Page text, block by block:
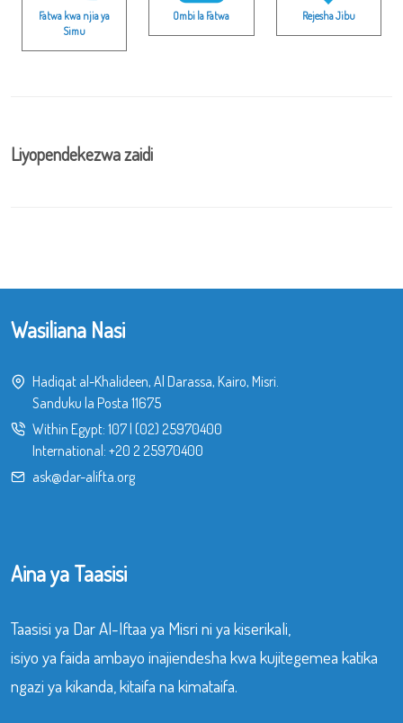
Fatwa kwa njia ya
Simu
Ombi la Fatwa Rejesha Jibu
Liyopendekezwa zaidi
Wasiliana Nasi
Hadiqat al-Khalideen, Al Darassa, Kairo, Misri.
Sanduku la Posta 11675
Within Egypt: 107| (02) 25970400
International: +20 2 25970400
ask@dar-alifta.org
Aina ya Taasisi
Taasisi ya Dar Al-Iftaa ya Misri ni ya kiserikali,
isiyo ya faida ambayo inajiendesha kwa kujitegemea katika
ngazi ya kikanda, kitaifa na kimataifa.